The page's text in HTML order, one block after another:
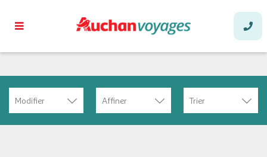
Modifier Affiner Trier